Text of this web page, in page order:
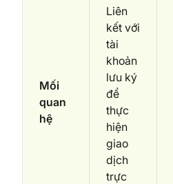
Mối
quan
hệ
Liên
kết với
tài
khoản
lưu ký
để
thực
hiện
giao
dịch
trực